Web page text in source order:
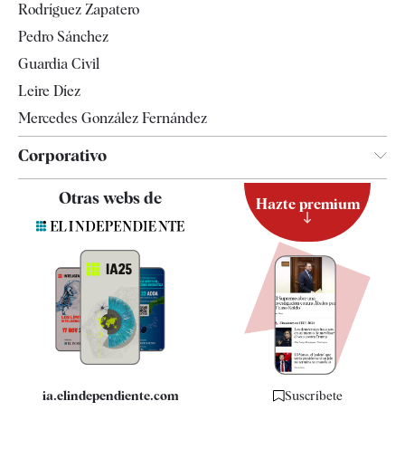
Televisión
Rodríguez Zapatero
Pedro Sánchez
Guardia Civil
Leire Díez
Mercedes González Fernández
Corporativo
Contacto
Quiénes somos
Especificaciones
Otras webs de
ia.elindependiente.com
Hazte premium
Suscríbete